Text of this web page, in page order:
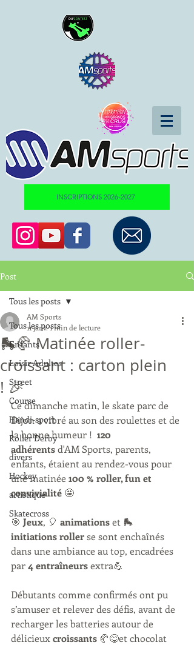
INSCRIPTIONS 2026-2027
Post
Tous les posts
Enfants
Loisir Adultes
Street
Course
Handi-sport
Roller Derby
divers
Hockey
artistique
Skatecross
Tous les posts
🛼🥐 Matinée roller-
croissant : carton plein
! 🎉
AM Sports
11 janv.1 min de lecture
Ce dimanche matin, le skate parc de
Dijon a vibré au son des roulettes et de
la bonne humeur ! 120
adhérents d'AM Sports, parents,
enfants, étaient au rendez-vous pour
une matinée 100 % roller, fun et
convivialité 🤩
🎯 Jeux, 🎈 animations et 🛼
initiations roller se sont enchaînés
dans une ambiance au top, encadrées
par 4 entraîneurs extra💪
Débutants comme confirmés ont pu
s’amuser et relever des défis, avant de
recharger les batteries autour de
délicieux croissants 🥐😋et chocolat